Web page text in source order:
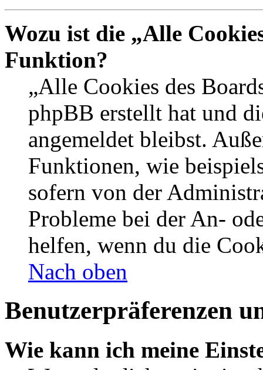
Wozu ist die „Alle
Funktion?
„Alle Cookies des
phpBB erstellt hat und
angemeldet bleibst.
Funktionen, wie
sofern von der
Probleme bei der An-
helfen, wenn du die
Nach oben
Benutzerpräferenzen
Wie kann ich meine